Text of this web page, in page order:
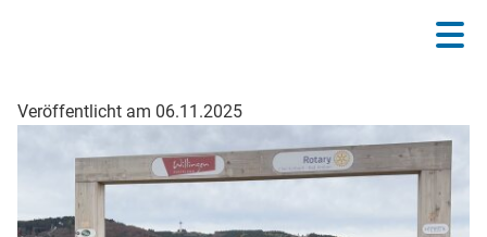
Veröffentlicht am 06.11.2025